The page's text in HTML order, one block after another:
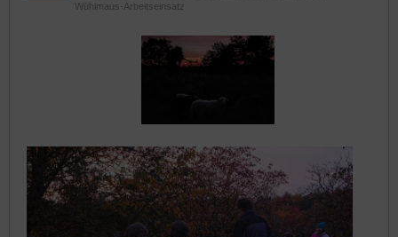
Wühlmaus-Arbeitseinsatz